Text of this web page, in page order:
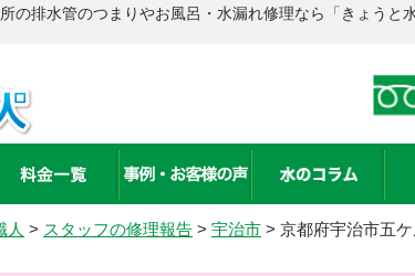
の排水管のつまりやお風呂・水漏れ修理なら「きょう
人 > スタッフの修理報告 > 宇治市 > 京都府宇治市五